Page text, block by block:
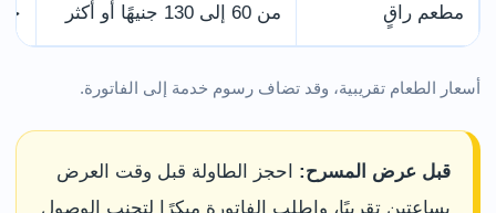
مطعم راقٍ من 60 إلى 130 جنيهًا أو أكثر
أسعار الطعام تقريبية، وقد تضاف رسوم خدمة إلى الفاتورة.
قبل عرض المسرح: احجز الطاولة قبل وقت العرض
بساعتين تقريبًا، واطلب الفاتورة مبكرًا لتجنب الوصول